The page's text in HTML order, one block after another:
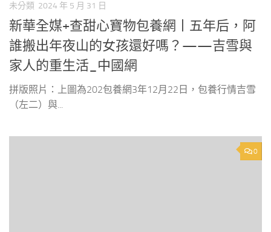
未分類 2024 年 5 月 31 日
新華全媒+查甜心寶物包養網丨五年后，阿
誰搬出年夜山的女孩還好嗎？——吉雪與
家人的重生活_中國網
拼版照片：上圖為202包養網3年12月22日，包養行情吉雪
（左二）與...
0